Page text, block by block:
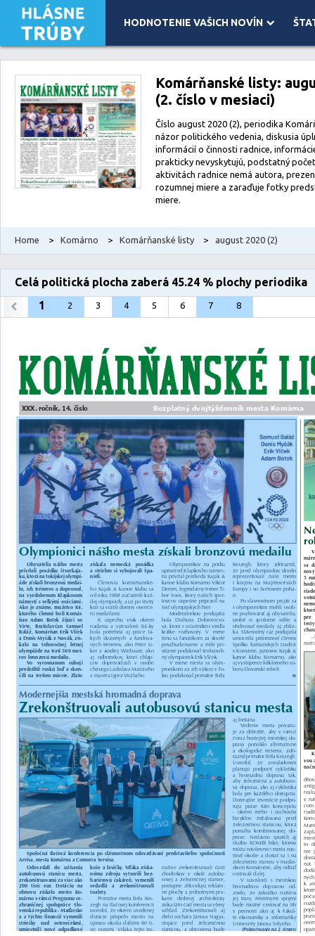
HODNOTENIE VAŠICH NOVÍN
Leaflet| Map data ©OpenStreetMapcontributors, Imagery ©Mapbox
Komárňanské listy:
(2. číslo v mesiaci)
Číslo august 2020 (2), periodika
názor politického vedenia, diskusia
informácií o činnosti radnice,
prakticky nevyskytujú, podstatný
aktivitách radnice nemá autora,
rozumnej miere a zaraďuje fotky
miere.
Home > Komárno > Komárňanské listy > august 2020 (2)
Celá politická plocha zaberá 45.24 % plochy periodika
1
2 3 4 5 6 7 8